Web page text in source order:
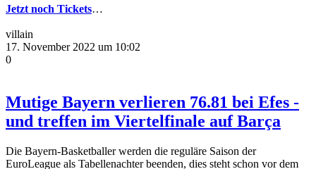
Jetzt noch Tickets…
villain
17. November 2022 um 10:02
0
Mutige Bayern verlieren 76.81 bei Efes -
und treffen im Viertelfinale auf Barça
Die Bayern-Basketballer werden die reguläre Saison der
EuroLeague als Tabellenachter beenden, dies steht schon vor dem